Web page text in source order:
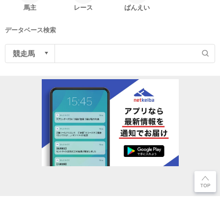
馬主 レース ばんえい
データベース検索